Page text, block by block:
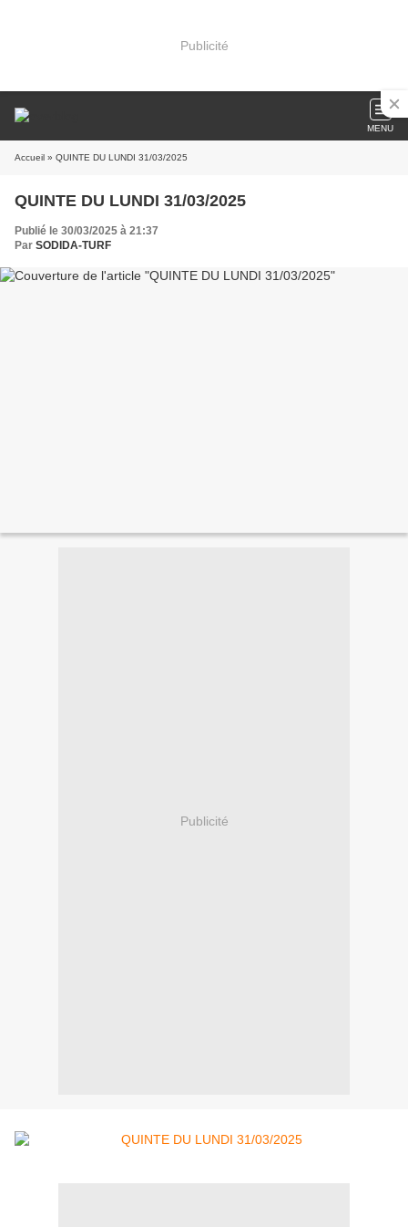
Publicité
MENU
Accueil » QUINTE DU LUNDI 31/03/2025
QUINTE DU LUNDI 31/03/2025
Publié le 30/03/2025 à 21:37
Par SODIDA-TURF
Publicité